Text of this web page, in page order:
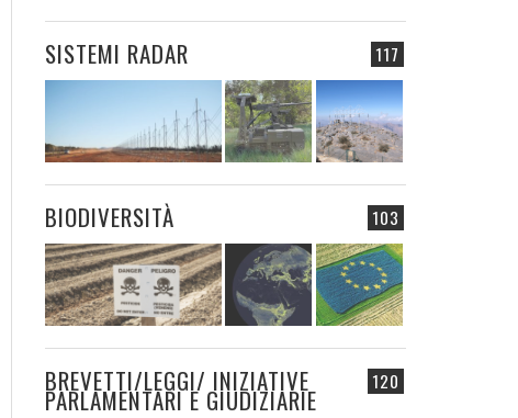
117
SISTEMI RADAR
103
BIODIVERSITÀ
120
BREVETTI/LEGGI/ INIZIATIVE
PARLAMENTARI E GIUDIZIARIE